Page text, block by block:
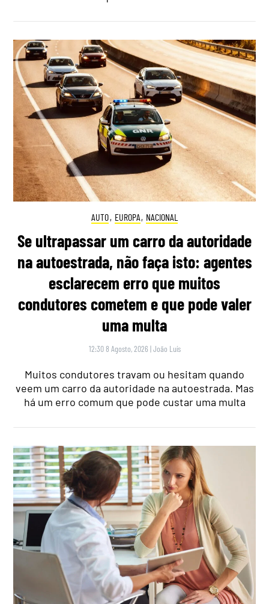
AUTO, EUROPA, NACIONAL
Se ultrapassar um carro da autoridade
na autoestrada, não faça isto: agentes
esclarecem erro que muitos
condutores cometem e que pode valer
uma multa
12:30 8 Agosto, 2026 |João Luís
Muitos condutores travam ou hesitam quando
veem um carro da autoridade na autoestrada. Mas
há um erro comum que pode custar uma multa